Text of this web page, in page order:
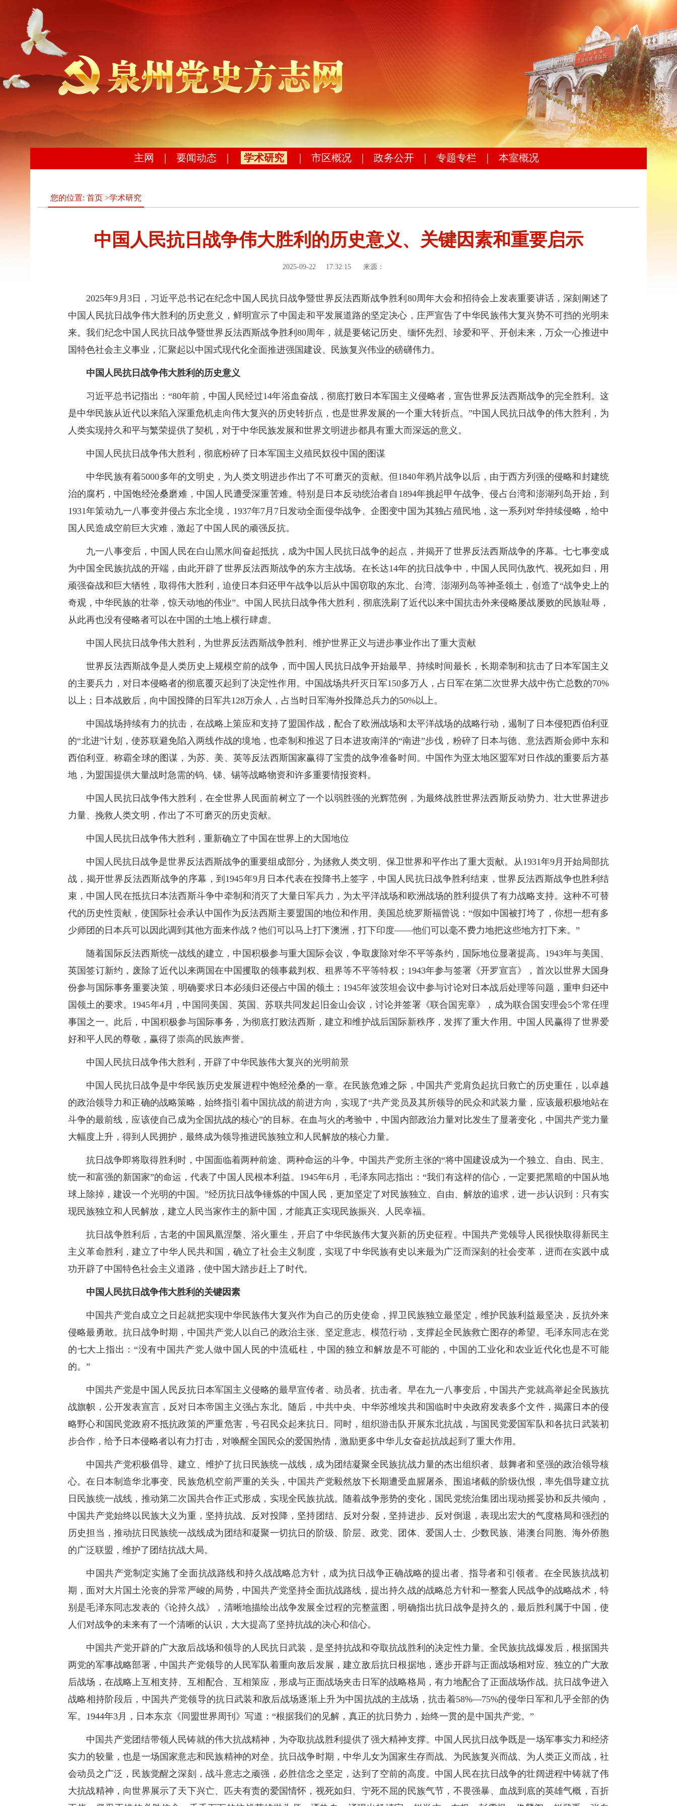
主网 要闻动态 学术研究 市区概况 政务公开 专题专栏 本室概况
您的位置: 首页 >学术研究
中国人民抗日战争伟大胜利的历史意义、关键因素和重要启示
2025-09-22 17:32:15 来源：
2025年9月3日，习近平总书记在纪念中国人民抗日战争暨世界反法西斯战争胜利80周年大会和招待会上发表重要讲话，深刻阐述了
中国人民抗日战争伟大胜利的历史意义，鲜明宣示了中国走和平发展道路的坚定决心，庄严宣告了中华民族伟大复兴势不可挡的光明未
来。我们纪念中国人民抗日战争暨世界反法西斯战争胜利80周年，就是要铭记历史、缅怀先烈、珍爱和平、开创未来，万众一心推进中
国特色社会主义事业，汇聚起以中国式现代化全面推进强国建设、民族复兴伟业的磅礴伟力。
中国人民抗日战争伟大胜利的历史意义
习近平总书记指出：“80年前，中国人民经过14年浴血奋战，彻底打败日本军国主义侵略者，宣告世界反法西斯战争的完全胜利。这
是中华民族从近代以来陷入深重危机走向伟大复兴的历史转折点，也是世界发展的一个重大转折点。”中国人民抗日战争的伟大胜利，为
人类实现持久和平与繁荣提供了契机，对于中华民族发展和世界文明进步都具有重大而深远的意义。
中国人民抗日战争伟大胜利，彻底粉碎了日本军国主义殖民奴役中国的图谋
中华民族有着5000多年的文明史，为人类文明进步作出了不可磨灭的贡献。但1840年鸦片战争以后，由于西方列强的侵略和封建统
治的腐朽，中国饱经沧桑磨难，中国人民遭受深重苦难。特别是日本反动统治者自1894年挑起甲午战争、侵占台湾和澎湖列岛开始，到
1931年策动九一八事变并侵占东北全境，1937年7月7日发动全面侵华战争、企图变中国为其独占殖民地，这一系列对华持续侵略，给中
国人民造成空前巨大灾难，激起了中国人民的顽强反抗。
九一八事变后，中国人民在白山黑水间奋起抵抗，成为中国人民抗日战争的起点，并揭开了世界反法西斯战争的序幕。七七事变成
为中国全民族抗战的开端，由此开辟了世界反法西斯战争的东方主战场。在长达14年的抗日战争中，中国人民同仇敌忾、视死如归，用
顽强奋战和巨大牺牲，取得伟大胜利，迫使日本归还甲午战争以后从中国窃取的东北、台湾、澎湖列岛等神圣领土，创造了“战争史上的
奇观，中华民族的壮举，惊天动地的伟业”。中国人民抗日战争伟大胜利，彻底洗刷了近代以来中国抗击外来侵略屡战屡败的民族耻辱，
从此再也没有侵略者可以在中国的土地上横行肆虐。
中国人民抗日战争伟大胜利，为世界反法西斯战争胜利、维护世界正义与进步事业作出了重大贡献
世界反法西斯战争是人类历史上规模空前的战争，而中国人民抗日战争开始最早、持续时间最长，长期牵制和抗击了日本军国主义
的主要兵力，对日本侵略者的彻底覆灭起到了决定性作用。中国战场共歼灭日军150多万人，占日军在第二次世界大战中伤亡总数的70%
以上；日本战败后，向中国投降的日军共128万余人，占当时日军海外投降总兵力的50%以上。
中国战场持续有力的抗击，在战略上策应和支持了盟国作战，配合了欧洲战场和太平洋战场的战略行动，遏制了日本侵犯西伯利亚
的“北进”计划，使苏联避免陷入两线作战的境地，也牵制和推迟了日本进攻南洋的“南进”步伐，粉碎了日本与德、意法西斯会师中东和
西伯利亚、称霸全球的图谋，为苏、美、英等反法西斯国家赢得了宝贵的战争准备时间。中国作为亚太地区盟军对日作战的重要后方基
地，为盟国提供大量战时急需的钨、锑、锡等战略物资和许多重要情报资料。
中国人民抗日战争伟大胜利，在全世界人民面前树立了一个以弱胜强的光辉范例，为最终战胜世界法西斯反动势力、壮大世界进步
力量、挽救人类文明，作出了不可磨灭的历史贡献。
中国人民抗日战争伟大胜利，重新确立了中国在世界上的大国地位
中国人民抗日战争是世界反法西斯战争的重要组成部分，为拯救人类文明、保卫世界和平作出了重大贡献。从1931年9月开始局部抗
战，揭开世界反法西斯战争的序幕，到1945年9月日本代表在投降书上签字，中国人民抗日战争胜利结束，世界反法西斯战争也胜利结
束，中国人民在抵抗日本法西斯斗争中牵制和消灭了大量日军兵力，为太平洋战场和欧洲战场的胜利提供了有力战略支持。这种不可替
代的历史性贡献，使国际社会承认中国作为反法西斯主要盟国的地位和作用。美国总统罗斯福曾说：“假如中国被打垮了，你想一想有多
少师团的日本兵可以因此调到其他方面来作战？他们可以马上打下澳洲，打下印度——他们可以毫不费力地把这些地方打下来。”
随着国际反法西斯统一战线的建立，中国积极参与重大国际会议，争取废除对华不平等条约，国际地位显著提高。1943年与美国、
英国签订新约，废除了近代以来两国在中国攫取的领事裁判权、租界等不平等特权；1943年参与签署《开罗宣言》，首次以世界大国身
份参与国际事务重要决策，明确要求日本必须归还侵占中国的领土；1945年波茨坦会议中参与讨论对日本战后处理等问题，重申归还中
国领土的要求。1945年4月，中国同美国、英国、苏联共同发起旧金山会议，讨论并签署《联合国宪章》，成为联合国安理会5个常任理
事国之一。此后，中国积极参与国际事务，为彻底打败法西斯，建立和维护战后国际新秩序，发挥了重大作用。中国人民赢得了世界爱
好和平人民的尊敬，赢得了崇高的民族声誉。
中国人民抗日战争伟大胜利，开辟了中华民族伟大复兴的光明前景
中国人民抗日战争是中华民族历史发展进程中饱经沧桑的一章。在民族危难之际，中国共产党肩负起抗日救亡的历史重任，以卓越
的政治领导力和正确的战略策略，始终指引着中国抗战的前进方向，实现了“共产党员及其所领导的民众和武装力量，应该最积极地站在
斗争的最前线，应该使自己成为全国抗战的核心”的目标。在血与火的考验中，中国内部政治力量对比发生了显著变化，中国共产党力量
大幅度上升，得到人民拥护，最终成为领导推进民族独立和人民解放的核心力量。
抗日战争即将取得胜利时，中国面临着两种前途、两种命运的斗争。中国共产党所主张的“将中国建设成为一个独立、自由、民主、
统一和富强的新国家”的命运，代表了中国人民根本利益。1945年6月，毛泽东同志指出：“我们有这样的信心，一定要把黑暗的中国从地
球上除掉，建设一个光明的中国。”经历抗日战争锤炼的中国人民，更加坚定了对民族独立、自由、解放的追求，进一步认识到：只有实
现民族独立和人民解放，建立人民当家作主的新中国，才能真正实现民族振兴、人民幸福。
抗日战争胜利后，古老的中国凤凰涅槃、浴火重生，开启了中华民族伟大复兴新的历史征程。中国共产党领导人民很快取得新民主
主义革命胜利，建立了中华人民共和国，确立了社会主义制度，实现了中华民族有史以来最为广泛而深刻的社会变革，进而在实践中成
功开辟了中国特色社会主义道路，使中国大踏步赶上了时代。
中国人民抗日战争伟大胜利的关键因素
中国共产党自成立之日起就把实现中华民族伟大复兴作为自己的历史使命，捍卫民族独立最坚定，维护民族利益最坚决，反抗外来
侵略最勇敢。抗日战争时期，中国共产党人以自己的政治主张、坚定意志、模范行动，支撑起全民族救亡图存的希望。毛泽东同志在党
的七大上指出：“没有中国共产党人做中国人民的中流砥柱，中国的独立和解放是不可能的，中国的工业化和农业近代化也是不可能
的。”
中国共产党是中国人民反抗日本军国主义侵略的最早宣传者、动员者、抗击者。早在九一八事变后，中国共产党就高举起全民族抗
战旗帜，公开发表宣言，反对日本帝国主义强占东北。随后，中共中央、中华苏维埃共和国临时中央政府发表多个文件，揭露日本的侵
略野心和国民党政府不抵抗政策的严重危害，号召民众起来抗日。同时，组织游击队开展东北抗战，与国民党爱国军队和各抗日武装初
步合作，给予日本侵略者以有力打击，对唤醒全国民众的爱国热情，激励更多中华儿女奋起抗战起到了重大作用。
中国共产党积极倡导、建立、维护了抗日民族统一战线，成为团结凝聚全民族抗战力量的杰出组织者、鼓舞者和坚强的政治领导核
心。在日本制造华北事变、民族危机空前严重的关头，中国共产党毅然放下长期遭受血腥屠杀、围追堵截的阶级仇恨，率先倡导建立抗
日民族统一战线，推动第二次国共合作正式形成，实现全民族抗战。随着战争形势的变化，国民党统治集团出现动摇妥协和反共倾向，
中国共产党始终以民族大义为重，坚持抗战、反对投降，坚持团结、反对分裂，坚持进步、反对倒退，表现出宏大的气度格局和强烈的
历史担当，推动抗日民族统一战线成为团结和凝聚一切抗日的阶级、阶层、政党、团体、爱国人士、少数民族、港澳台同胞、海外侨胞
的广泛联盟，维护了团结抗战大局。
中国共产党制定实施了全面抗战路线和持久战战略总方针，成为抗日战争正确战略的提出者、指导者和引领者。在全民族抗战初
期，面对大片国土沦丧的异常严峻的局势，中国共产党坚持全面抗战路线，提出持久战的战略总方针和一整套人民战争的战略战术，特
别是毛泽东同志发表的《论持久战》，清晰地描绘出战争发展全过程的完整蓝图，明确指出抗日战争是持久的，最后胜利属于中国，使
人们对战争的未来有了一个清晰的认识，大大提高了坚持抗战的决心和信心。
中国共产党开辟的广大敌后战场和领导的人民抗日武装，是坚持抗战和夺取抗战胜利的决定性力量。全民族抗战爆发后，根据国共
两党的军事战略部署，中国共产党领导的人民军队着重向敌后发展，建立敌后抗日根据地，逐步开辟与正面战场相对应、独立的广大敌
后战场，在战略上互相支持、互相配合、互相策应，形成与正面战场夹击日军的战略格局，有力地配合了正面战场作战。抗日战争进入
战略相持阶段后，中国共产党领导的抗日武装和敌后战场逐渐上升为中国抗战的主战场，抗击着58%—75%的侵华日军和几乎全部的伪
军。1944年3月，日本东京《同盟世界周刊》写道：“根据我们的见解，真正的抗日势力，始终一贯的是中国共产党。”
中国共产党团结带领人民铸就的伟大抗战精神，为夺取抗战胜利提供了强大精神支撑。中国人民抗日战争既是一场军事实力和经济
实力的较量，也是一场国家意志和民族精神的对垒。抗日战争时期，中华儿女为国家生存而战、为民族复兴而战、为人类正义而战，社
会动员之广泛，民族觉醒之深刻，战斗意志之顽强，必胜信念之坚定，达到了空前的高度。中国人民在抗日战争的壮阔进程中铸就了伟
大抗战精神，向世界展示了天下兴亡、匹夫有责的爱国情怀，视死如归、宁死不屈的民族气节，不畏强暴、血战到底的英雄气概，百折